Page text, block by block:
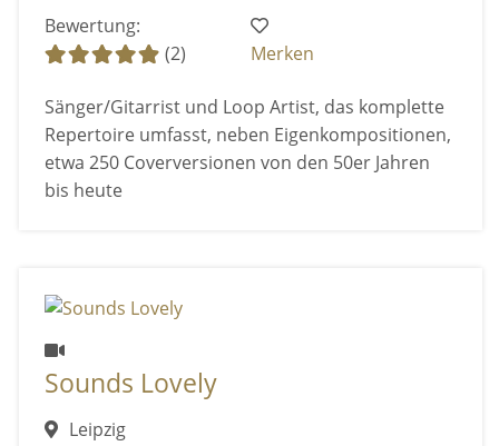
Bewertung:
(2)
Merken
Sänger/Gitarrist und Loop Artist, das komplette
Repertoire umfasst, neben Eigenkompositionen,
etwa 250 Coverversionen von den 50er Jahren
bis heute
Sounds Lovely
Leipzig